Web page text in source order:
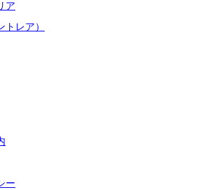
ア
レア）
ー